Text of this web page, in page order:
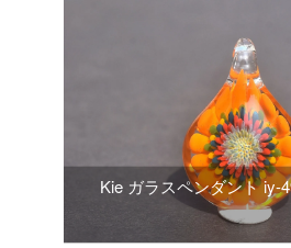
Kie ガラスペンダント iy-